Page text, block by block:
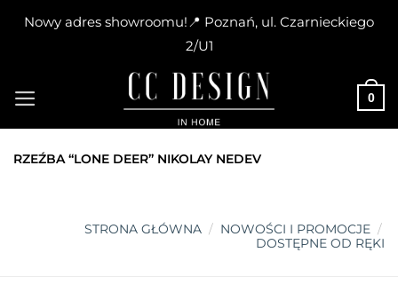
Nowy adres showroomu!📍 Poznań, ul. Czarnieckiego
2/U1
content
0
RZEŹBA “LONE DEER” NIKOLAY NEDEV
STRONA GŁÓWNA / NOWOŚCI I PROMOCJE /
DOSTĘPNE OD RĘKI